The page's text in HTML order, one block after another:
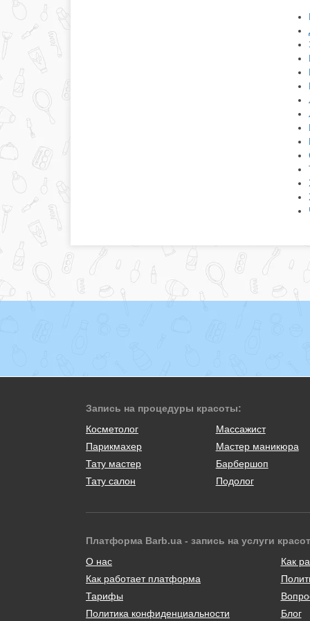
Запись на процедуры красоты:
Косметолог
Массажист
Парикмахер
Мастер маникюра
Тату мастер
Барбершоп
Тату салон
Подолог
Платформа Barb.ua - запись на услуги
О нас
Как работает платформа
Тарифы
Политика конфиденциальности
Как
Блог